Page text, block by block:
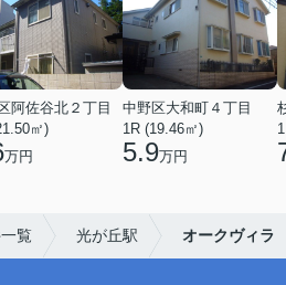
阿佐谷北２丁目
㎡)
万円
中野区大和町４丁目
1R (19.46㎡)
5.9万円
覧 光が丘駅 オークヴィラ